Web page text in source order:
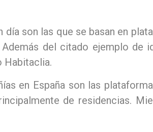
día son las que se basan en
Además del citado ejemplo de
Habitaclia.
en España son las
de residencias.